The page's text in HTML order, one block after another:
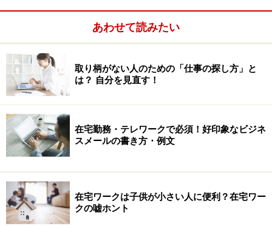
できるかもしれませんよ。
これは、自分が仕事を受注する時のおおまかな目安にも
なります。自分の生活スタイルを振り返り、無理のない
きるところが在宅ワーカーのメリットですから、もちろ
ん自分の都合を優先されてもいいと思います。
例えば、子どもが幼稚園に通っているAさんの場合、9時
から15時までの6時間は仕事に集中できるが、それ以外
の時間は難しいとのことでした。Aさんは平日6時間で受
けられる範囲の仕事を受注すればよいのです。平日6時
あわせて読みたい
取り柄がない人のための「仕事の探し方」と
は？ 自分を見直す！
在宅勤務・テレワークで必須！好印象なビジネ
スメールの書き方・例文
在宅ワークは子供が小さい人に便利？在宅ワー
クの嘘ホント